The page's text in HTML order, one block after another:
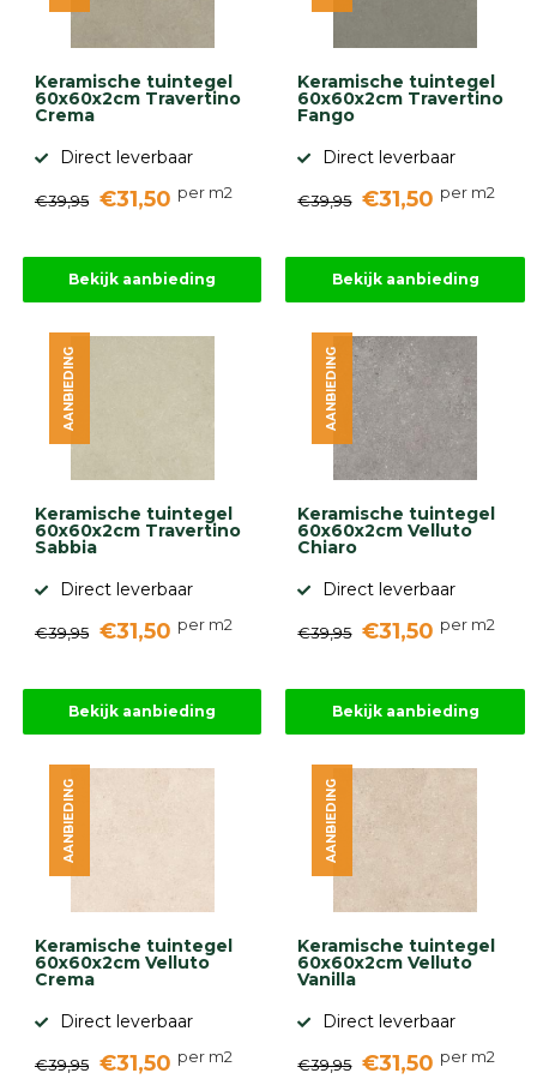
Keramische tuintegel
60x60x2cm Travertino
Crema
Direct leverbaar
€39,95 €31,50 per m2
Bekijk aanbieding
Keramische tuintegel
60x60x2cm Travertino
Fango
Direct leverbaar
€39,95 €31,50 per m2
Bekijk aanbieding
Keramische tuintegel
60x60x2cm Travertino
Sabbia
Direct leverbaar
€39,95 €31,50 per m2
AANBIEDING
Bekijk aanbieding
Keramische tuintegel
60x60x2cm Velluto
Chiaro
Direct leverbaar
€39,95 €31,50 per m2
AANBIEDING
Bekijk aanbieding
Keramische tuintegel
60x60x2cm Velluto
Crema
Direct leverbaar
€39,95 €31,50 per m2
AANBIEDING
Keramische tuintegel
60x60x2cm Velluto
Vanilla
Direct leverbaar
€39,95 €31,50 per m2
AANBIEDING